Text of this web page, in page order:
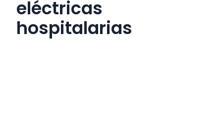
eléctricas
hospitalarias